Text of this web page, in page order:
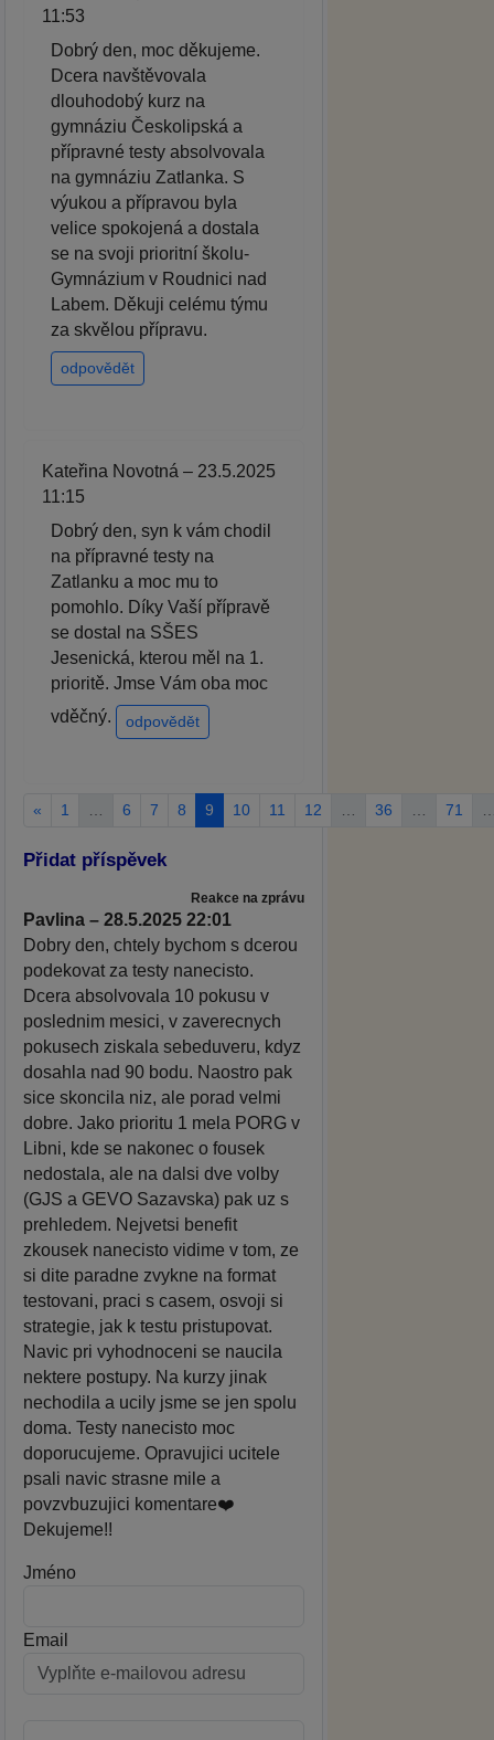
11:53
Dobrý den, moc děkujeme.
Dcera navštěvovala
dlouhodobý kurz na
gymnáziu Českolipská a
přípravné testy absolvovala
na gymnáziu Zatlanka. S
výukou a přípravou byla
velice spokojená a dostala
se na svoji prioritní školu-
Gymnázium v Roudnici nad
Labem. Děkuji celému týmu
za skvělou přípravu.
odpovědět
Kateřina Novotná – 23.5.2025
11:15
Dobrý den, syn k vám chodil
na přípravné testy na
Zatlanku a moc mu to
pomohlo. Díky Vaší přípravě
se dostal na SŠES
Jesenická, kterou měl na 1.
prioritě. Jmse Vám oba moc
vděčný.
odpovědět
« 1 6 7 8 9 10 11 12 36 71
Přidat příspěvek
Reakce na zprávu
Pavlina – 28.5.2025 22:01
Dobry den, chtely bychom s dcerou
podekovat za testy nanecisto.
Dcera absolvovala 10 pokusu v
poslednim mesici, v zaverecnych
pokusech ziskala sebeduveru, kdyz
dosahla nad 90 bodu. Naostro pak
sice skoncila niz, ale porad velmi
dobre. Jako prioritu 1 mela PORG v
Libni, kde se nakonec o fousek
nedostala, ale na dalsi dve volby
(GJS a GEVO Sazavska) pak uz s
prehledem. Nejvetsi benefit
zkousek nanecisto vidime v tom, ze
si dite paradne zvykne na format
testovani, praci s casem, osvoji si
strategie, jak k testu pristupovat.
Navic pri vyhodnoceni se naucila
nektere postupy. Na kurzy jinak
nechodila a ucily jsme se jen spolu
doma. Testy nanecisto moc
doporucujeme. Opravujici ucitele
psali navic strasne mile a
povzvbuzujici komentare❤️
Dekujeme!!
Jméno
Email